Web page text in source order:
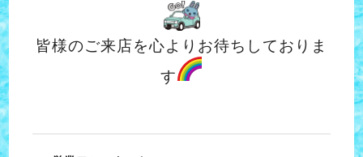
皆様のご来店を心よりお待ちしておりま
す